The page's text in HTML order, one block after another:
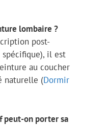
lombaire ?
post-
il est
au coucher
naturelle (Dormir
peut-on porter sa